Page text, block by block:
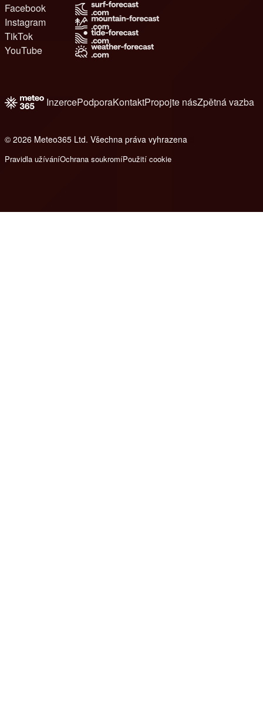
Facebook
Instagram
TikTok
YouTube
InzercePodporaKontaktPropojte násZpětná vazba
© 2026 Meteo365 Ltd. Všechna práva vyhrazena
Pravidla užíváníOchrana soukromíPoužití cookie